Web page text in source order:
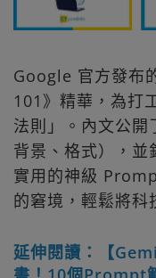
Google 官方發布
101》精華，為打
法則」。內文公開
背景、格式），
實用的神級
的窘境，輕鬆將科
延伸閱讀：【